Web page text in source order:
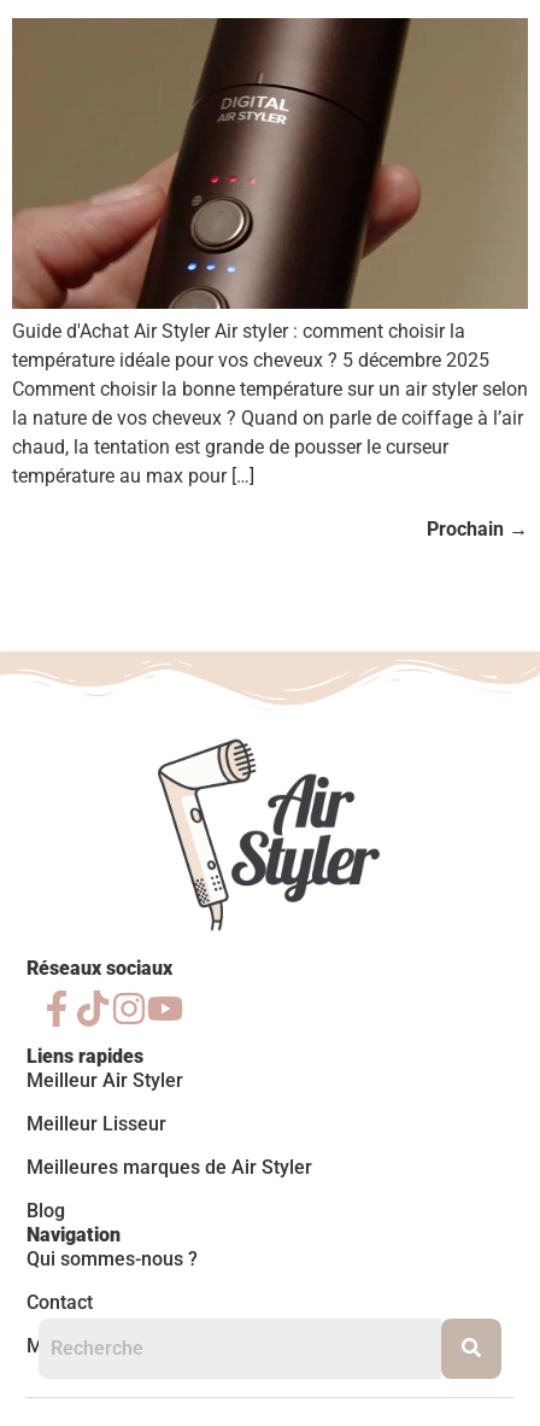
Guide d'Achat Air Styler Air styler : comment choisir la
température idéale pour vos cheveux ? 5 décembre 2025
Comment choisir la bonne température sur un air styler selon
la nature de vos cheveux ? Quand on parle de coiffage à l’air
chaud, la tentation est grande de pousser le curseur
température au max pour […]
Prochain →
Réseaux sociaux
Liens rapides
Meilleur Air Styler
Meilleur Lisseur
Meilleures marques de Air Styler
Blog
Navigation
Qui sommes-nous ?
Contact
Mentions légales